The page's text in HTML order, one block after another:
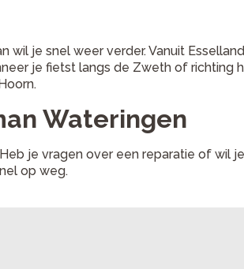
je snel weer verder. Vanuit
je fietst langs de Zweth of richting
Wateringen
je vragen over een reparatie of wil
op weg.